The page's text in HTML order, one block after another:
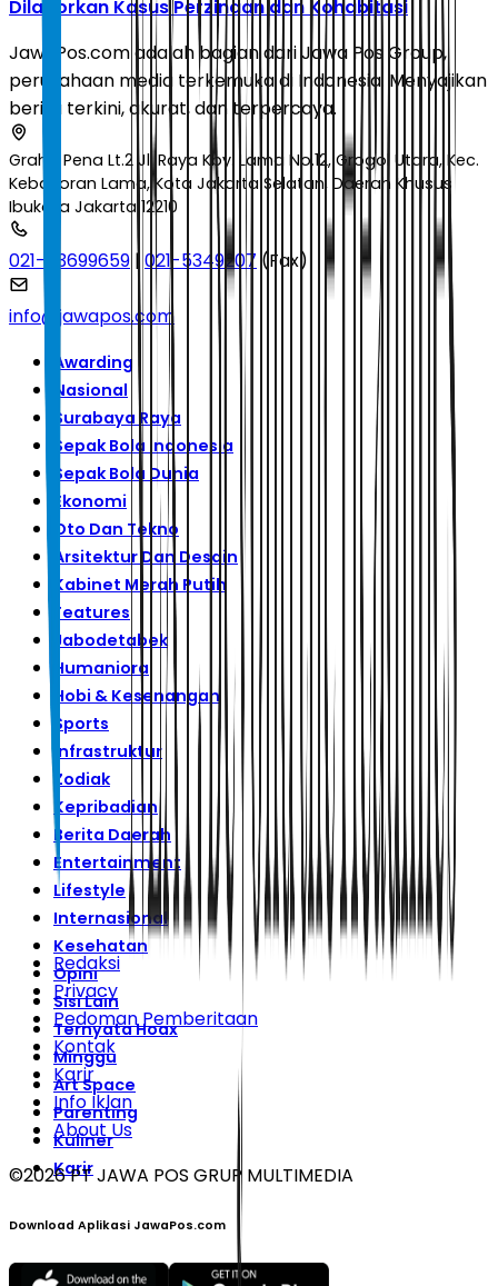
Dilaporkan Kasus Perzinaan dan Kohabitasi
JawaPos.com adalah bagian dari Jawa Pos Group,
perusahaan media terkemuka di Indonesia. Menyajikan
berita terkini, akurat, dan terpercaya.
Graha Pena Lt.2 Jl. Raya Kby. Lama No.12, Grogol Utara, Kec.
Kebayoran Lama, Kota Jakarta Selatan, Daerah Khusus
Ibukota Jakarta 12210
021-53699659 | 021-5349207 (Fax)
info@jawapos.com
Awarding
Nasional
Surabaya Raya
Sepak Bola Indonesia
Sepak Bola Dunia
Ekonomi
Oto Dan Tekno
Arsitektur Dan Desain
Kabinet Merah Putih
Features
Jabodetabek
Humaniora
Hobi & Kesenangan
Sports
Infrastruktur
Zodiak
Kepribadian
Berita Daerah
Entertainment
Lifestyle
Internasional
Kesehatan
Opini
Sisi Lain
Ternyata Hoax
Minggu
Art Space
Parenting
Kuliner
Karir
Redaksi
Privacy
Pedoman Pemberitaan
Kontak
Karir
Info Iklan
About Us
©2026PT JAWA POS GRUP MULTIMEDIA
Download Aplikasi JawaPos.com